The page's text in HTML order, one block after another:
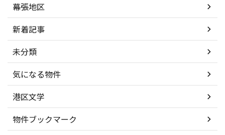
幕張地区
新着記事
未分類
気になる物件
港区文学
物件ブックマーク